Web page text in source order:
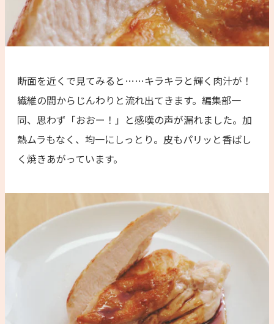
断面を近くで見てみると……キラキラと輝く肉汁が！
繊維の間からじんわりと流れ出てきます。編集部一
同、思わず「おおー！」と感嘆の声が漏れました。加
熱ムラもなく、均一にしっとり。皮もパリッと香ばし
く焼きあがっています。